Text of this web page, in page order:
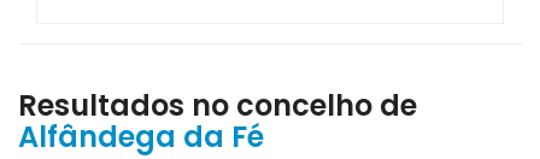
Resultados no concelho de
Alfândega da Fé